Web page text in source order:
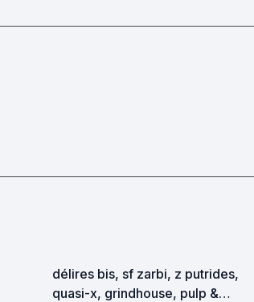
délires bis, sf zarbi, z putrides,
quasi-x, grindhouse, pulp &